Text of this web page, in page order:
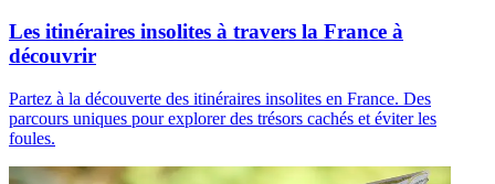
Les itinéraires insolites à travers la France à
découvrir
Partez à la découverte des itinéraires insolites en France. Des
parcours uniques pour explorer des trésors cachés et éviter les
foules.